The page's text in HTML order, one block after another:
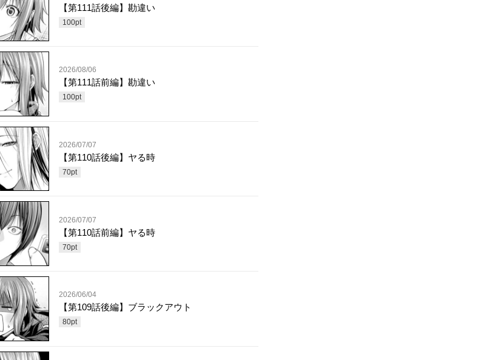
【第111話後編】勘違い
100pt
2026/08/06
【第111話前編】勘違い
100pt
2026/07/07
【第110話後編】ヤる時
70pt
2026/07/07
【第110話前編】ヤる時
70pt
2026/06/04
【第109話後編】ブラックアウト
80pt